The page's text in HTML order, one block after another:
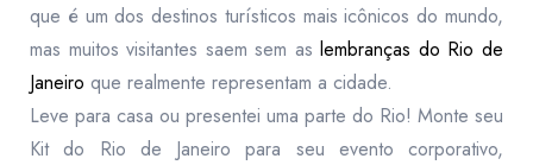
que é um dos destinos turísticos mais icônicos do mundo,
mas muitos visitantes saem sem aslembranças do Rio de
Janeiro que realmente representam a cidade.
Leve para casa ou presentei uma parte do Rio! Monte seu
Kit do Rio de Janeiro para seu evento corporativo,